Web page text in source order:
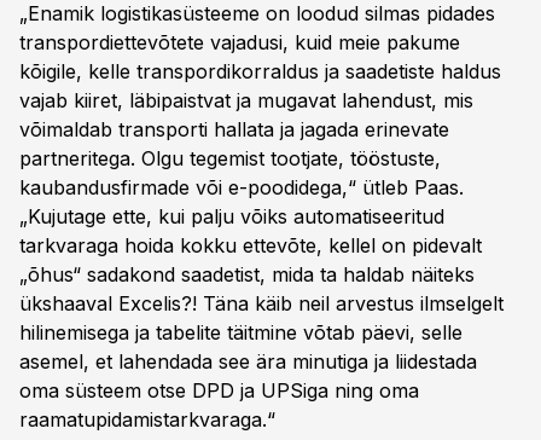
„Enamik logistikasüsteeme on loodud silmas pidades
transpordiettevõtete vajadusi, kuid meie pakume
kõigile, kelle transpordikorraldus ja saadetiste haldus
vajab kiiret, läbipaistvat ja mugavat lahendust, mis
võimaldab transporti hallata ja jagada erinevate
partneritega. Olgu tegemist tootjate, tööstuste,
kaubandusfirmade või e-poodidega,“ ütleb Paas.
„Kujutage ette, kui palju võiks automatiseeritud
tarkvaraga hoida kokku ettevõte, kellel on pidevalt
„õhus“ sadakond saadetist, mida ta haldab näiteks
ükshaaval Excelis?! Täna käib neil arvestus ilmselgelt
hilinemisega ja tabelite täitmine võtab päevi, selle
asemel, et lahendada see ära minutiga ja liidestada
oma süsteem otse DPD ja UPSiga ning oma
raamatupidamistarkvaraga.“